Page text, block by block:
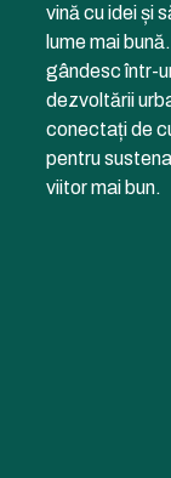
vină cu idei și
lume mai
gândesc într-
dezvoltării
conectați de
pentru
viitor mai bun.